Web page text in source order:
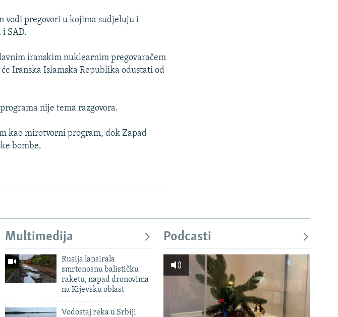
vodi pregovori u kojima sudjeluju i
SAD.
iranskim nuklearnim pregovaračem
Iranska Islamska Republika odustati od
nije tema razgovora.
kao mirotvorni program, dok Zapad
bombe.
Multimedija
Rusija lansirala
smrtonosnu balističku
raketu, napad dronovima
na Kijevsku oblast
Vodostaj reka u Srbiji
Podcasti